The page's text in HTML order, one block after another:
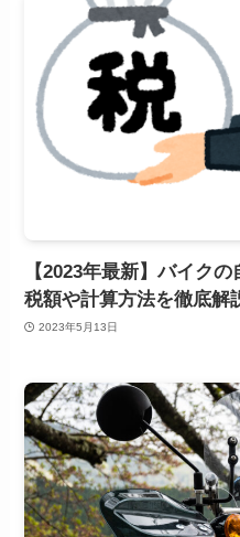
【2023年最新】バイク
税額や計算方法を徹底解
2023年5月13日